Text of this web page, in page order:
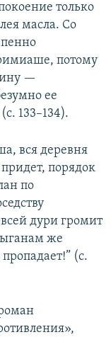
только
масла. Со
потому
—
ее
133–134).
вся деревня
придет, порядок
по
дури громит
же
(с.